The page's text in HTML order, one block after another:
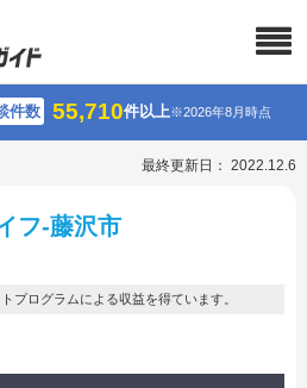
件数 55,710件以上※2026年8月時点
最終更新日： 2022.12.6
フ-藤沢市
プログラムによる収益を得ています。